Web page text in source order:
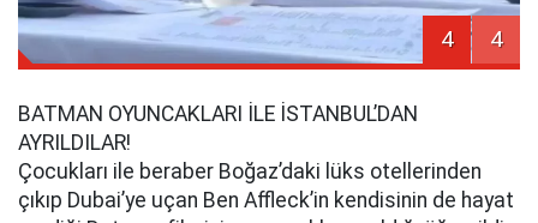
4 4
BATMAN OYUNCAKLARI İLE İSTANBUL’DAN
AYRILDILAR!
Çocukları ile beraber Boğaz’daki lüks otellerinden
çıkıp Dubai’ye uçan Ben Affleck’in kendisinin de hayat